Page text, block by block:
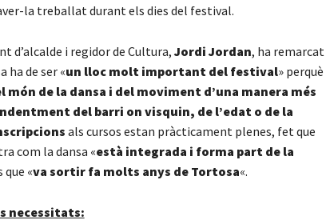
la treballat durant els dies del festival.
d’alcalde i regidor de Cultura,Jordi Jordan, ha remarcat
ha de ser «un lloc molt important del festival» perquè
de la dansa i del moviment d’una manera més
del barri on visquin, de l’edat o de la
als cursos estan pràcticament plenes, fet que
com la dansa «està integrada i forma part de la
«va sortir fa molts anys de Tortosa«.
necessitats: